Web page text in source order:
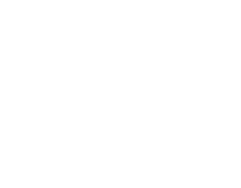
品。丢掉的何止